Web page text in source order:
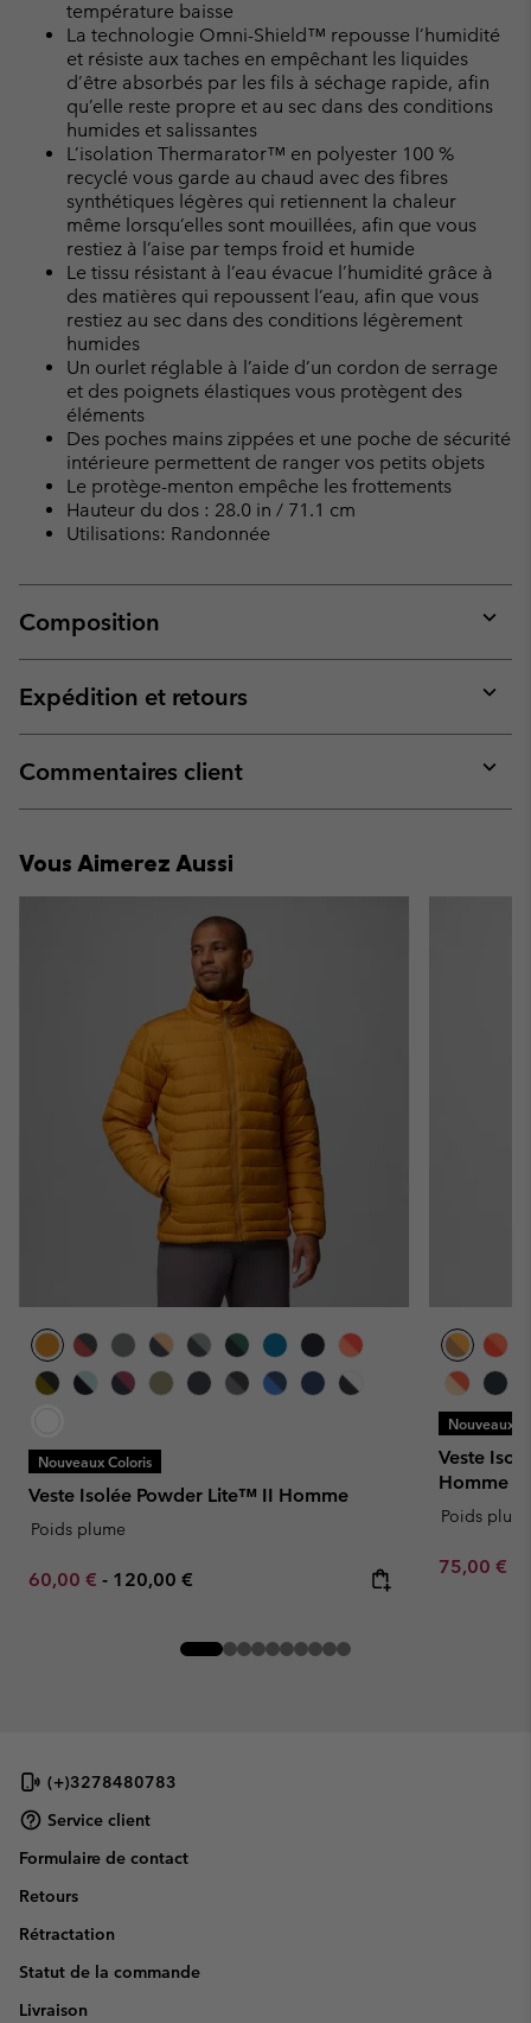
température baisse
La technologie Omni-Shield™ repousse l’humidité
et résiste aux taches en empêchant les liquides
d’être absorbés par les fils à séchage rapide, afin
qu’elle reste propre et au sec dans des conditions
humides et salissantes
L’isolation Thermarator™ en polyester 100 %
recyclé vous garde au chaud avec des fibres
synthétiques légères qui retiennent la chaleur
même lorsqu’elles sont mouillées, afin que vous
restiez à l’aise par temps froid et humide
Le tissu résistant à l’eau évacue l’humidité grâce à
des matières qui repoussent l’eau, afin que vous
restiez au sec dans des conditions légèrement
humides
Un ourlet réglable à l’aide d’un cordon de serrage
et des poignets élastiques vous protègent des
éléments
Des poches mains zippées et une poche de sécurité
intérieure permettent de ranger vos petits objets
Le protège-menton empêche les frottements
Hauteur du dos : 28.0 in / 71.1 cm
Utilisations: Randonnée
Composition
or
Expédition et retours
or
Commentaires client
or
Vous Aimerez Aussi
Nouveaux Coloris
Veste Isolée Powder Lite™ II Homme
Poids plume
Minimum sale price:
60,00 € - Maximum price:
120,00 €
Nouveaux
Veste
Homme
Poids
Minimum
75,00 €
(+)3278480783
Service client
Formulaire de contact
Retours
Rétractation
Statut de la commande
Livraison